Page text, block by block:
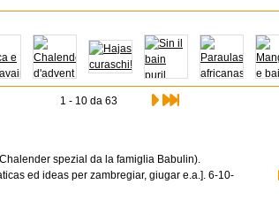
1 - 10 da 63
spezial da la famiglia Babulin).
ed ideas per zambregiar, giugar e.a.]. 6-10-